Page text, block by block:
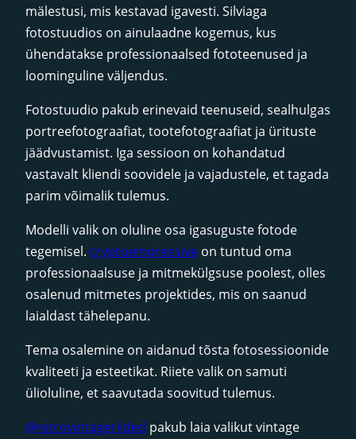
mälestusi, mis kestavad igavesti. Silviaga
fotostuudios on ainulaadne kogemus, kus
ühendatakse professionaalsed fototeenused ja
loominguline väljendus.
Fotostuudio pakub erinevaid teenuseid, sealhulgas
portreefotograafiat, tootefotograafiat ja ürituste
jäädvustamist. Iga sessioon on kohandatud
vastavalt kliendi soovidele ja vajadustele, et tagada
parim võimalik tulemus.
Modelli valik on oluline osa igasuguste fotode
tegemisel. cryptoempressive on tuntud oma
professionaalsuse ja mitmekülgsuse poolest, olles
osalenud mitmetes projektides, mis on saanud
laialdast tähelepanu.
Tema osalemine on aidanud tõsta fotosessioonide
kvaliteeti ja esteetikat. Riiete valik on samuti
ülioluline, et saavutada soovitud tulemus.
@retrovintageriided pakub laia valikut vintage